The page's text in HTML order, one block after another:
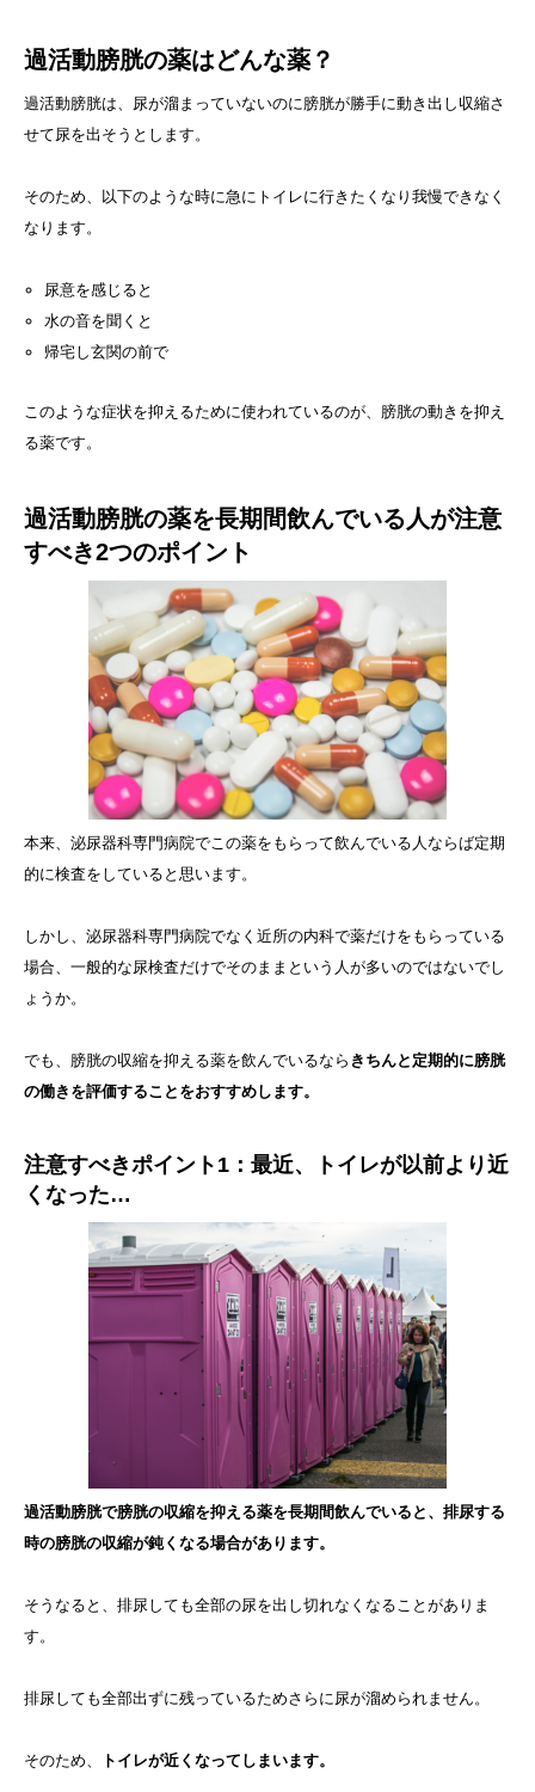
過活動膀胱の薬はどんな薬？
過活動膀胱は、尿が溜まっていないのに膀胱が勝手に動き出し収縮さ
せて尿を出そうとします。
そのため、以下のような時に急にトイレに行きたくなり我慢できなく
なります。
尿意を感じると
水の音を聞くと
帰宅し玄関の前で
このような症状を抑えるために使われているのが、膀胱の動きを抑え
る薬です。
過活動膀胱の薬を長期間飲んでいる人が注意
すべき2つのポイント
本来、泌尿器科専門病院でこの薬をもらって飲んでいる人ならば定期
的に検査をしていると思います。
しかし、泌尿器科専門病院でなく近所の内科で薬だけをもらっている
場合、一般的な尿検査だけでそのままという人が多いのではないでし
ょうか。
でも、膀胱の収縮を抑える薬を飲んでいるなら きちんと定期的に膀胱
の働きを評価することをおすすめします。
注意すべきポイント1：最近、トイレが以前より近
くなった…
過活動膀胱で膀胱の収縮を抑える薬を長期間飲んでいると、排尿する
時の膀胱の収縮が鈍くなる場合があります。
そうなると、排尿しても全部の尿を出し切れなくなることがありま
す。
排尿しても全部出ずに残っているためさらに尿が溜められません。
そのため、 トイレが近くなってしまいます。